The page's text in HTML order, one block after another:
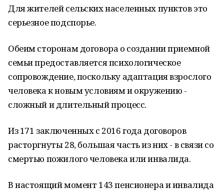
Для жителей сельских населенных пунктов это
серьезное подспорье.
Обеим сторонам договора о создании приемной
семьи предоставляется психологическое
сопровождение, поскольку адаптация взрослого
человека к новым условиям и окружению -
сложный и длительный процесс.
Из 171 заключенных с 2016 года договоров
расторгнуты 28, большая часть из них - в связи со
смертью пожилого человека или инвалида.
В настоящий момент 143 пенсионера и инвалида